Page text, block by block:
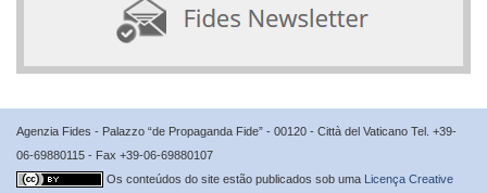
Agenzia Fides - Palazzo “de Propaganda Fide” - 00120 - Città del Vaticano Tel. +39-
06-69880115 - Fax +39-06-69880107
Os conteúdos do site estão publicados sob uma Licença Creative